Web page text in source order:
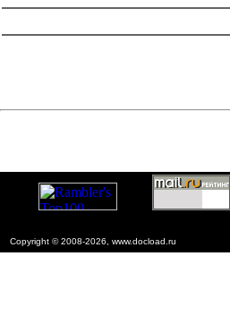
Copyright © 2008-2026, www.docload.ru